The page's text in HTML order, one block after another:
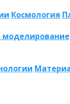
Космология